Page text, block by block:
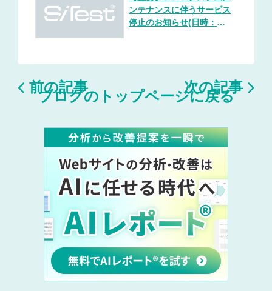
ンテナンスに伴うサービス
停止のお知らせ(日時：
前の記事 次の記事
ブログのトップページに戻る